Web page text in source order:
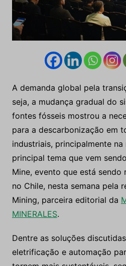
A demanda global pela
seja, a mudança gradual do
fontes fósseis mostrou a
para a descarbonização em
industriais, principalmente na
principal tema que vem
Mine, evento que está sendo
no Chile, nesta semana pela
Mining, parceira editorial da
MINERALES.
Dentre as soluções
eletrificação e automação